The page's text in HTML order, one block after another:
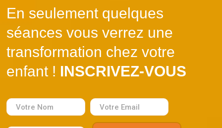
En seulement quelques
séances vous verrez une
transformation chez votre
enfant ! INSCRIVEZ-VOUS